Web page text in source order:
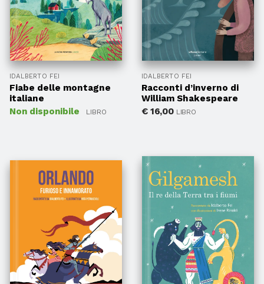
IDALBERTO FEI
Fiabe delle montagne
italiane
Non disponibile
LIBRO
IDALBERTO FEI
Racconti d’inverno di
William Shakespeare
€16,00 LIBRO